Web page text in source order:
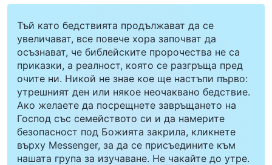
Тъй като бедствията продължават да се
увеличават, все повече хора започват да
осъзнават, че библейските пророчества не са
приказки, а реалност, която се разгръща пред
очите ни. Никой не знае кое ще настъпи първо:
утрешният ден или някое неочаквано бедствие.
Ако желаете да посрещнете завръщането на
Господ със семейството си и да намерите
безопасност под Божията закрила, кликнете
върху Messenger, за да се присъедините към
нашата група за изучаване. Не чакайте до утре.